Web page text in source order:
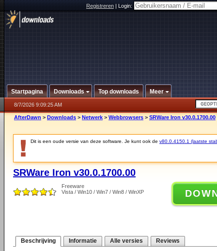
Registreren|Login:
Startpagina Downloads Top downloads Meer
8/7/2026 9:09:25 AM
AfterDawn > Downloads > Netwerk > Webbrowsers > SRWare Iron v30.0.1700.00
Dit is een oude versie van deze software. Je kunt ook de v80.0.4150.1 (laatste
SRWare Iron v30.0.1700.00
Freeware
Vista / Win10 / Win7 / Win8 / WinXP
Beschrijving Informatie Alle versies Reviews